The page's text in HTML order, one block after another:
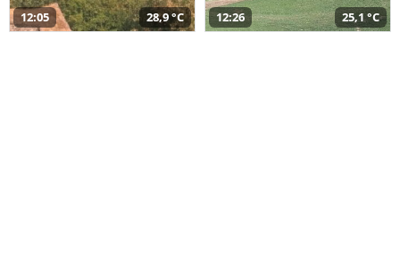
12:05 28,9 °C 12:26 25,1 °C